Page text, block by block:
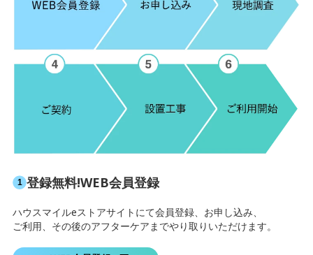
登録無料!WEB会員登録
ハウスマイルeストアサイトにて会員登録、お申し込み、
ご利⽤、その後のアフターケアまでやり取りいただけます。